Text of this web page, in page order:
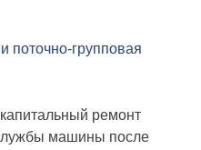
поточно-групповая
ремонт
машины после